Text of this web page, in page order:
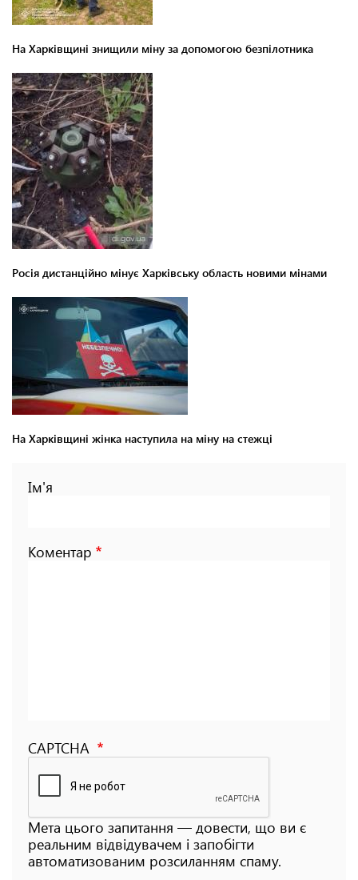
На Харківщині знищили міну за допомогою безпілотника
Росія дистанційно мінує Харківську область новими мінами
На Харківщині жінка наступила на міну на стежці
Ім'я
Коментар
CAPTCHA
Мета цього запитання — довести, що ви є
реальним відвідувачем і запобігти
автоматизованим розсиланням спаму.